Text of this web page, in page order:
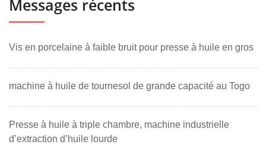
Messages récents
Vis en porcelaine à faible bruit pour presse à huile en gros
machine à huile de tournesol de grande capacité au Togo
Presse à huile à triple chambre, machine industrielle
d’extraction d’huile lourde